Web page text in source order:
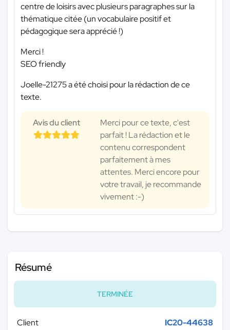
centre de loisirs avec plusieurs paragraphes sur la
thématique citée (un vocabulaire positif et
pédagogique sera apprécié !)
Merci !
SEO friendly
Joelle-21275 a été choisi pour la rédaction de ce
texte.
Avis du client
Merci pour ce texte, c'est
parfait ! La rédaction et le
contenu correspondent
parfaitement à mes
attentes. Merci encore pour
votre travail, je recommande
vivement :-)
Résumé
TERMINÉE
Client
IC20-44638